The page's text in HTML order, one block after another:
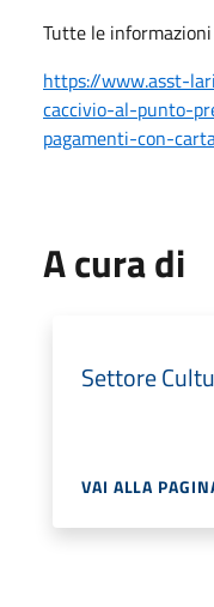
Tutte le
https://www.asst-
caccivio-al-punto-
pagamenti-con-
A cura di
Settore
VAI ALLA